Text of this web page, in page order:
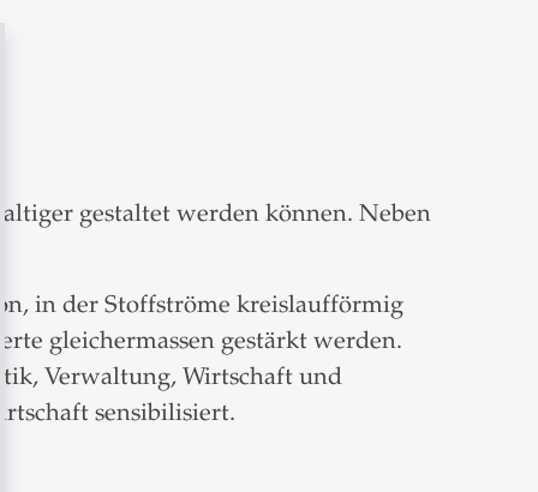
gestaltet werden können. Neben
in der Stoffströme kreislaufförmig
gleichermassen gestärkt werden.
Verwaltung, Wirtschaft und
sensibilisiert.